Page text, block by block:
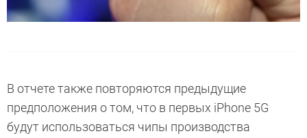
В отчете также повторяются предыдущие
предположения о том, что в первых iPhone 5G
будут использоваться чипы производства